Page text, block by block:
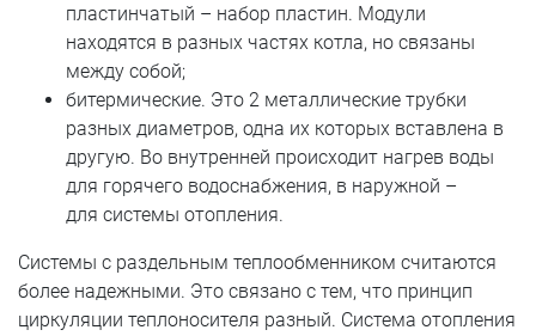
пластинчатый – набор пластин. Модули
находятся в разных частях котла, но связаны
между собой;
битермические. Это 2 металлические трубки
разных диаметров, одна их которых вставлена в
другую. Во внутренней происходит нагрев воды
для горячего водоснабжения, в наружной –
для системы отопления.
Системы с раздельным теплообменником считаются
более надежными. Это связано с тем, что принцип
циркуляции теплоносителя разный. Система отопления